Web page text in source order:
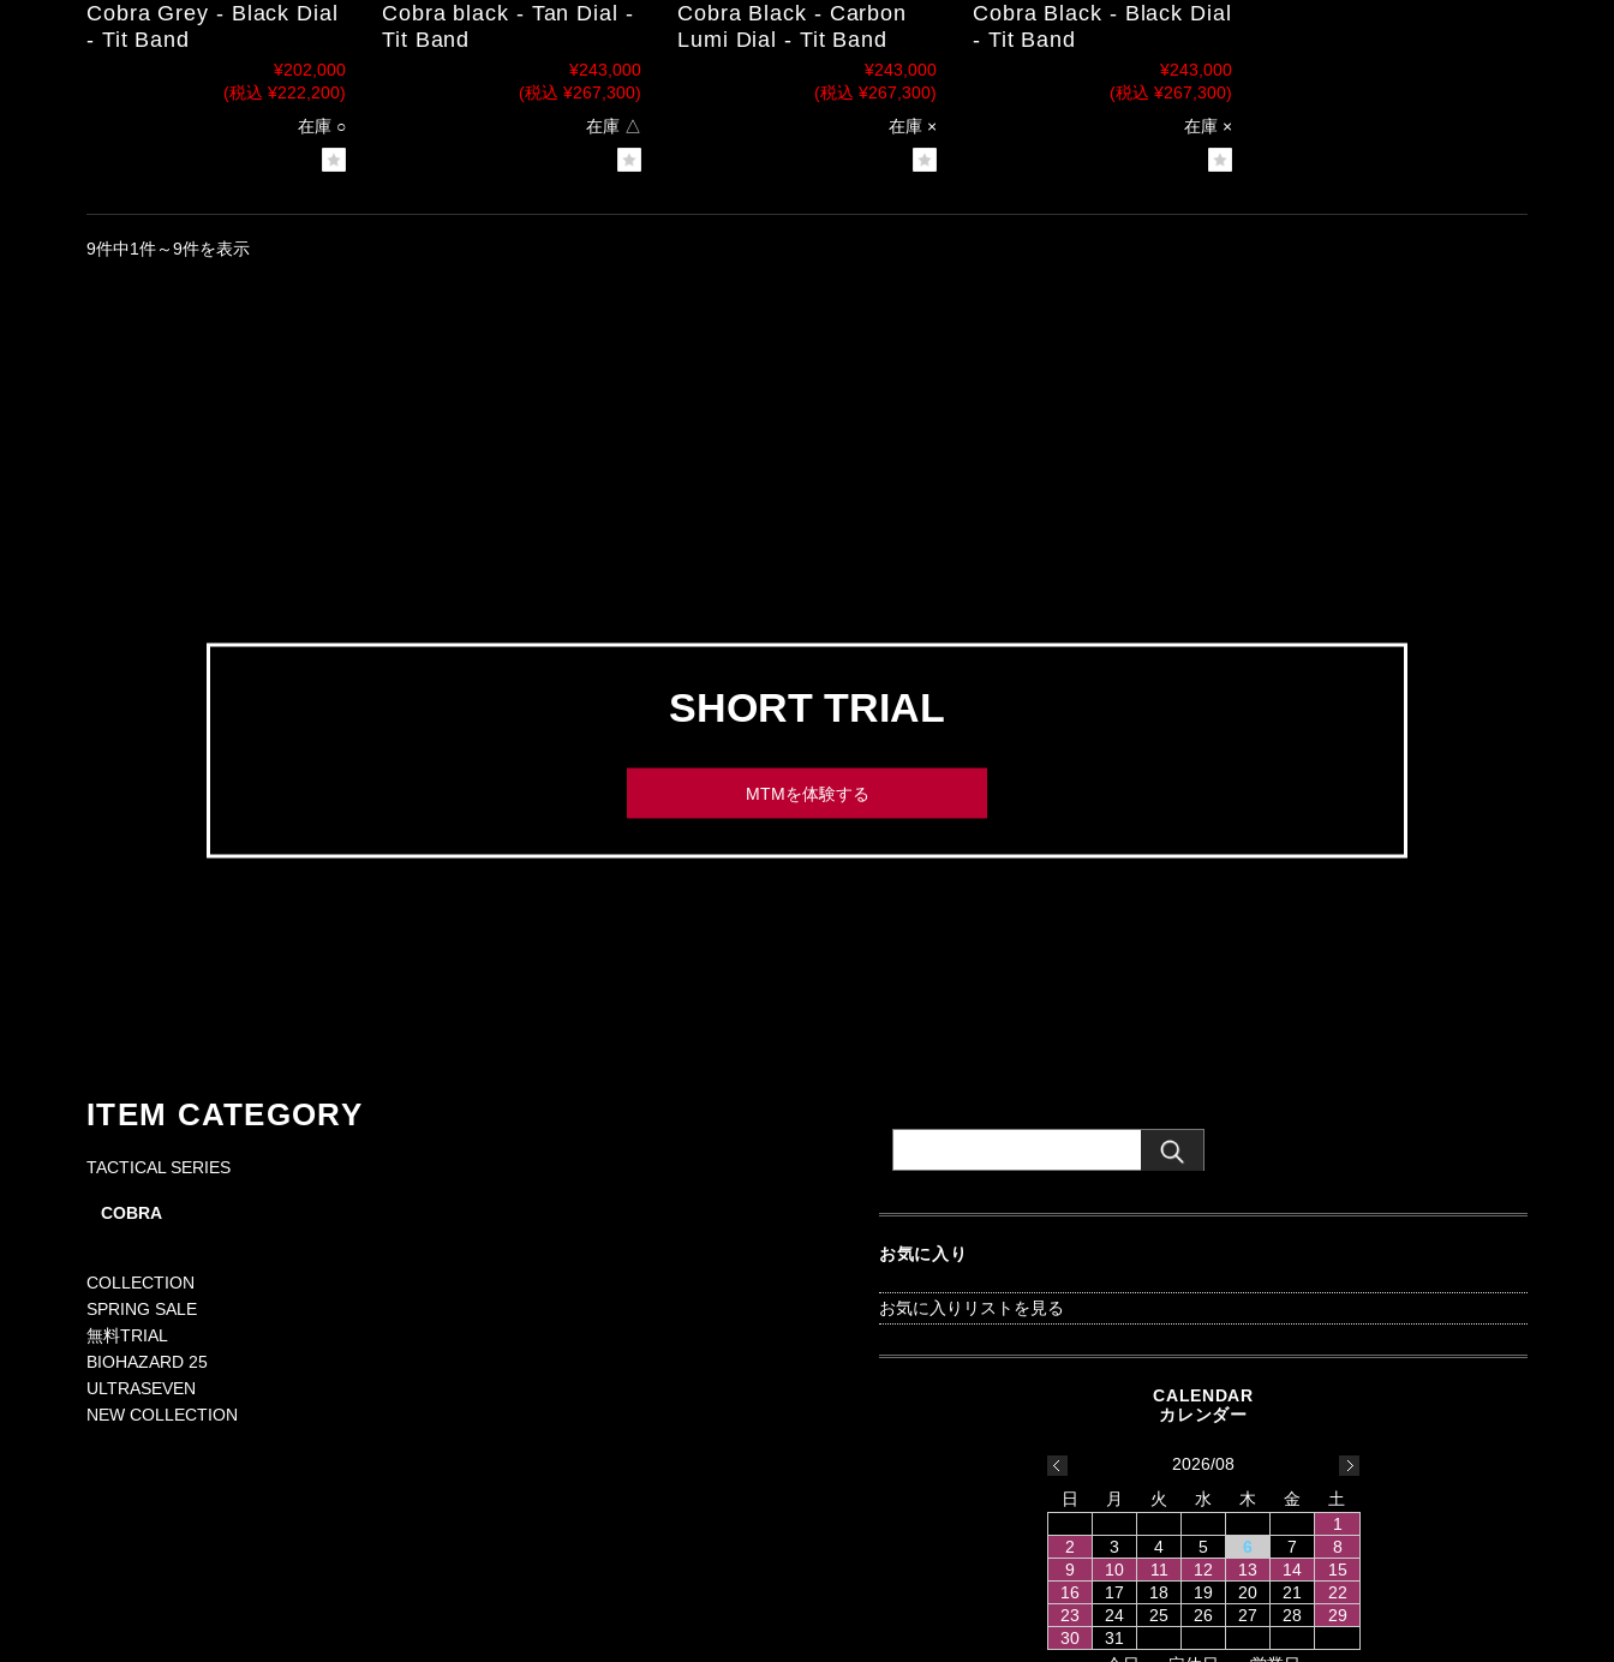
Cobra Grey - Black Dial
- Tit Band
¥202,000
(税込 ¥222,200)
在庫 ○
Cobra black - Tan Dial -
Tit Band
¥243,000
(税込 ¥267,300)
在庫 △
Cobra Black - Carbon
Lumi Dial - Tit Band
¥243,000
(税込 ¥267,300)
在庫 ×
Cobra Black - Black Dial
- Tit Band
¥243,000
(税込 ¥267,300)
在庫 ×
9件中1件～9件を表示
SHORT TRIAL
MTMを体験する
ITEM CATEGORY
TACTICAL SERIES
COBRA
COLLECTION
SPRING SALE
無料TRIAL
BIOHAZARD 25
ULTRASEVEN
NEW COLLECTION
お気に入り
お気に入りリストを見る
2026/08
日
月 火 水 木 金
土
1
2
3 4 5 6 7
8
9
10 11 12 13 14
15
16
17 18 19 20 21
22
23
24 25 26 27 28
29
30
31